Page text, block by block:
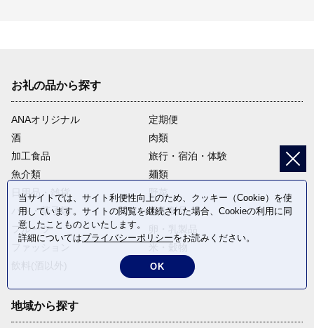
お礼の品から探す
ANAオリジナル
定期便
酒
肉類
加工食品
旅行・宿泊・体験
魚介類
麺類
日用品・雑貨
野菜
パン・菓子類
電化製品
フルーツ
返礼品なし
地域から探す
当サイトでは、サイト利便性向上のため、クッキー（Cookie）を使
用しています。サイトの閲覧を継続された場合、Cookieの利用に同
意したことものといたします。
詳細についてはプライバシーポリシーをお読みください。
OK